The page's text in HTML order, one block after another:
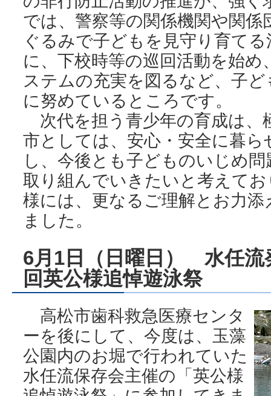
では、警察等の関係機関や関
ぐるみで子どもを見守り育て
に、下校時等の巡回活動を始
ステムの充実を図るなど、子
に努めているところです。
次代を担う青少年の育成は、
市としては、安心・安全に暮
し、今後とも子どものいじめ
取り組んでいきたいと考えて
様には、更なるご理解とお力
ました。
6月1日（日曜日） 水任
回英公様追悼遊泳祭
高松市歯科救急医療センタ
ーを後にして、今度は、玉藻
公園内のお堀で行われていた
水任流保存会主催の「英公様